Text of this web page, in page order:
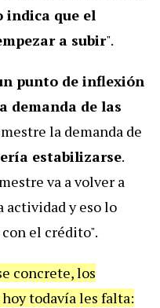
indica que el
a subir".
punto de inflexión
demanda de las
la demanda de
estabilizarse.
va a volver a
actividad y eso lo
el crédito".
concrete, los
todavía les falta: